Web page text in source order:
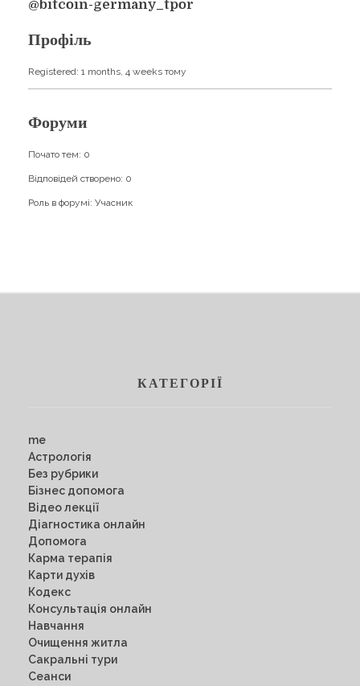
Бізнес допомога
Навчання
Карти Духів
@bitcoin-germany_tpor
Профіль
Registered: 1 months, 4 weeks тому
Форуми
Почато тем: 0
Відповідей створено: 0
Роль в форумі: Учасник
КАТЕГОРІЇ
me
Астрологія
Без рубрики
Бізнес допомога
Відео лекції
Діагностика онлайн
Допомога
Карма терапія
Карти духів
Кодекс
Консультація онлайн
Навчання
Очищення житла
Сакральні тури
Сеанси